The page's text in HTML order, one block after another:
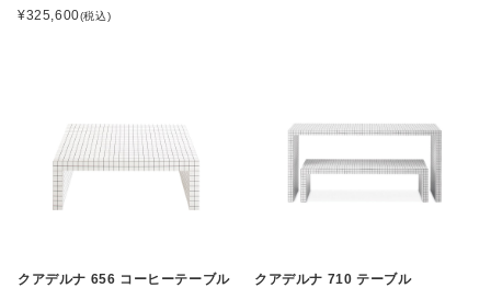
¥325,600(税込)
クアデルナ 656 コーヒーテーブル
クアデルナ 710 テーブル